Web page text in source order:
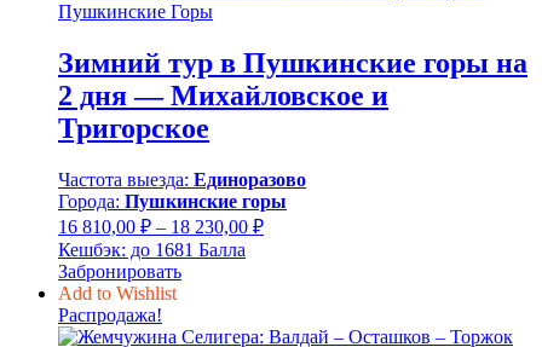
Зимний тур в Пушкинские горы на
2 дня — Михайловское и
Тригорское
Частота выезда: Единоразово
Города: Пушкинские горы
16 810,00 ₽ – 18 230,00 ₽Диапазон
18
Кешбэк: до 1681 Балла
Забронировать
Add to Wishlist
Распродажа!